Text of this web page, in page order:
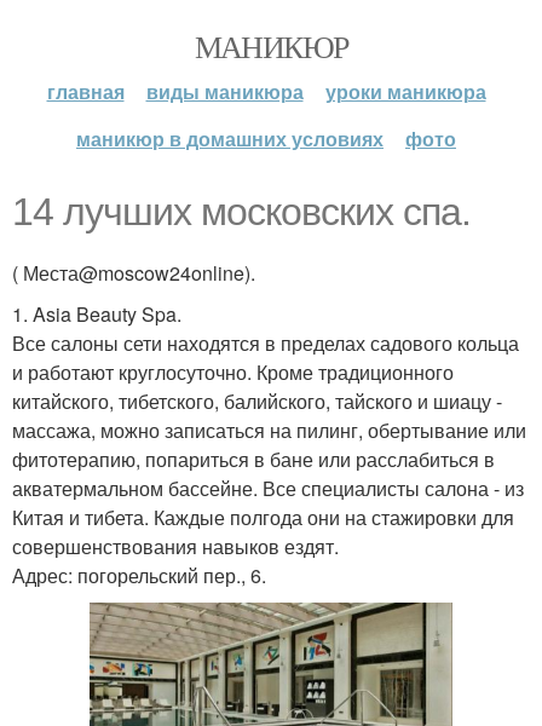
МАНИКЮР
главная виды маникюра
уроки маникюра
маникюр в домашних условиях
фото
14 лучших московских спа.
( Места@moscow24online).
1. Asia Beauty Spa.
Все салоны сети находятся в пределах садового кольца
и работают круглосуточно. Кроме традиционного
китайского, тибетского, балийского, тайского и шиацу -
массажа, можно записаться на пилинг, обертывание или
фитотерапию, попариться в бане или расслабиться в
акватермальном бассейне. Все специалисты салона - из
Китая и тибета. Каждые полгода они на стажировки для
совершенствования навыков ездят.
Адрес: погорельский пер., 6.